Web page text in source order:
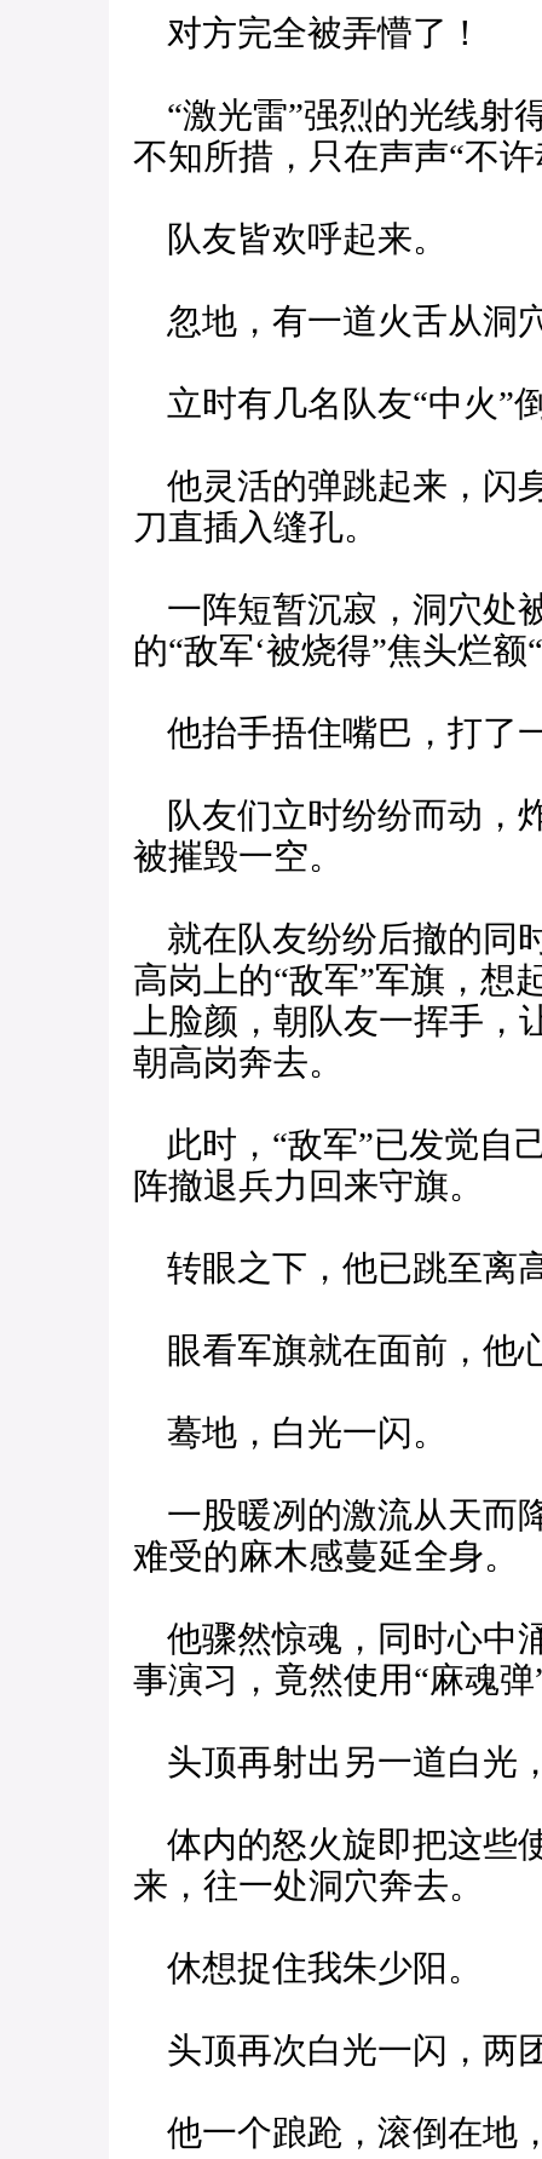
对方完全被弄懵了！
“激光雷”强烈的光线射
不知所措，只在声声“不
队友皆欢呼起来。
忽地，有一道火舌从洞
立时有几名队友“中火”
他灵活的弹跳起来，闪
刀直插入缝孔。
一阵短暂沉寂，洞穴处
的“敌军‘被烧得”焦头烂
他抬手捂住嘴巴，打了
队友们立时纷纷而动，
被摧毁一空。
就在队友纷纷后撤的同
高岗上的“敌军”军旗，想
上脸颜，朝队友一挥手
朝高岗奔去。
此时，“敌军”已发觉自
阵撤退兵力回来守旗。
转眼之下，他已跳至离
眼看军旗就在面前，他
蓦地，白光一闪。
一股暖冽的激流从天而
难受的麻木感蔓延全身。
他骤然惊魂，同时心中
事演习，竟然使用“麻魂弹
头顶再射出另一道白光
体内的怒火旋即把这些
来，往一处洞穴奔去。
休想捉住我朱少阳。
头顶再次白光一闪，两
他一个踉跄，滚倒在地